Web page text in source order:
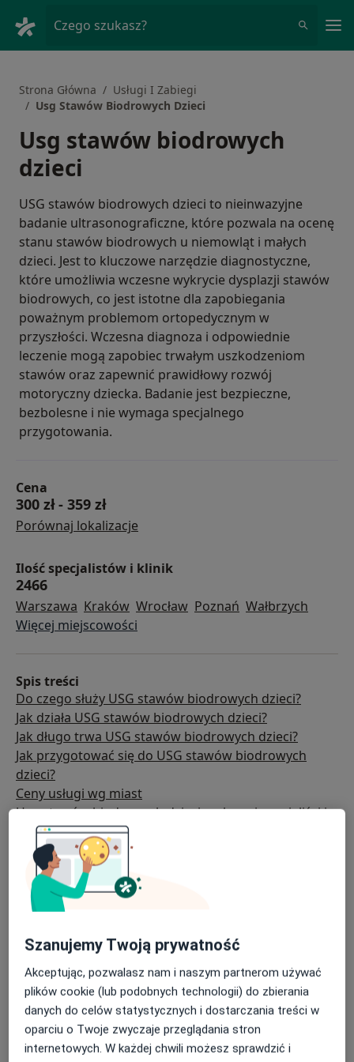
Czego szukasz?
Strona Główna
Usługi I Zabiegi
Usg Stawów Biodrowych Dzieci
Usg stawów biodrowych
dzieci
USG stawów biodrowych dzieci to nieinwazyjne
badanie ultrasonograficzne, które pozwala na ocenę
stanu stawów biodrowych u niemowląt i małych
dzieci. Jest to kluczowe narzędzie diagnostyczne,
które umożliwia wczesne wykrycie dysplazji stawów
biodrowych, co jest istotne dla zapobiegania
poważnym problemom ortopedycznym w
przyszłości. Wczesna diagnoza i odpowiednie
leczenie mogą zapobiec trwałym uszkodzeniom
stawów oraz zapewnić prawidłowy rozwój
motoryczny dziecka. Badanie jest bezpieczne,
bezbolesne i nie wymaga specjalnego
przygotowania.
Cena
300 zł- 359 zł
Porównaj lokalizacje
Ilość specjalistów i klinik
2466
Warszawa Kraków Wrocław Poznań Wałbrzych
Więcej miejscowości
Spis treści
Do czego służy USG stawów biodrowych dzieci?
Jak działa USG stawów biodrowych dzieci?
Jak długo trwa USG stawów biodrowych dzieci?
Jak przygotować się do USG stawów biodrowych
dzieci?
Ceny usługi wg miast
Usg stawów biodrowych dzieci: polecani specjaliści i
kliniki
Często zadawane pytania
Szanujemy Twoją prywatność
Akceptując, pozwalasz nam i naszym partnerom używać
plików cookie (lub podobnych technologii) do zbierania
danych do celów statystycznych i dostarczania treści w
oparciu o Twoje zwyczaje przeglądania stron
internetowych. W każdej chwili możesz sprawdzić i